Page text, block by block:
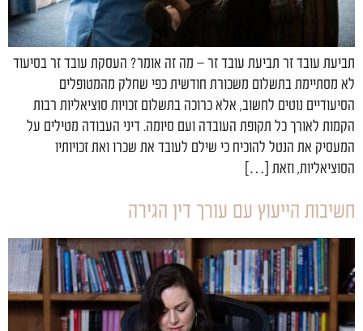
תביעת עובד זר תביעת עובד זר – מה זה אומר? העסקת עובד זר בסיעוד
לא מסתיימת בתשלום משכורת חודשית כפי שחלק מהמטופלים
הסיעודיים נוטים לחשוב, אלא כרוכה בתשלום זכויות סוציאליות רבות
הקמות לאורך כל תקופת העובדה ועם סיומה. דיני העבודה מטילים על
המעסיק את הנטל להוכיח כי שילם לעובד את שכרו ואת זכויותיו
הסוציאליות, וזאת […]
חשיבות הייעוץ עם עורך דין הגירה